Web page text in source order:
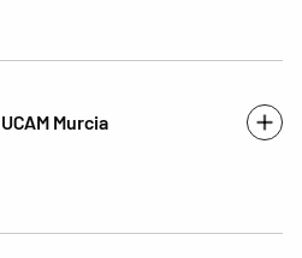
UCAM Murcia